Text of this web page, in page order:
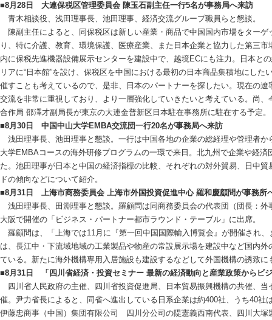
■8月28日 大連保税区管理委員会 陳玉石副主任一行5名が事務局へ来訪
青木相談役、浅田理事長、池田理事、経済交流グループ職員らと懇談。
陳副主任によると、同保税区は新しい産業・商品で中国国内市場をターゲ
り、特に介護、教育、環境保護、医療産業、また日本企業と協力した第三
内に保税先進機器設備展示センターを建設中で、越境ECにも注力。日本と
リアに“日本館”を設け、保税区を中国における最初の日本商品集積地にした
催すことも考えているので、是非、日本のパートナーを探したい。現在の
交流を非常に重視しており、より一層強化していきたいと考えている。尚
合作局 邵澤才副局長が東京の大連金普新区日本駐在事務所に駐在する予定。
■8月30日 中国中山大学EMBA交流団一行20名が事務局へ来訪
浅田理事長、池田理事と懇談。一行は中国各地の企業の総経理や管理者か
大学EMBAコースの海外研修プログラムの一環で来日。北九州で企業や経
た。池田理事が日本と中国の経済指標の比較、それぞれの対外貿易、日中
ドの傾向などについて紹介。
■8月31日 上海市商務委員会 上海市外国投資促進中心 羅和慶顧問が事務所
浅田理事長、田淵理事と懇談。羅顧問は同商務委員会の代表団（団長：
大阪で開催の「ビジネス・パートナー都市ラウンド・テーブル」に出席。
羅顧問は、「上海では11月に『第一回中国国際輸入博覧会』が開催され
は、長江中・下流域地域の工業製品や物産の常設展示場を建設中など国内
ている。新たに海外機構専用入居施設も建設するなどして外国機構の誘致
■8月31日 「四川省経済・投資セミナー 最新の経済動向と産業政策からビ
四川省人民政府の主催、四川省投資促進局、日本貿易振興機構の共催、当
催。尹力省長によると、同省へ進出している日系企業は約400社、うち40社
伊藤忠商事（中国）集団有限公司 四川分公司の隄憲義西南代表、四川大